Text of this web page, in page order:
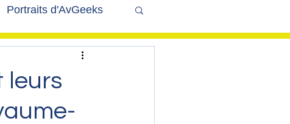
Portraits d'AvGeeks
Coté Coulisses
leurs